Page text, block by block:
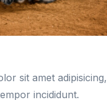
sit amet adipisicing,
incididunt.